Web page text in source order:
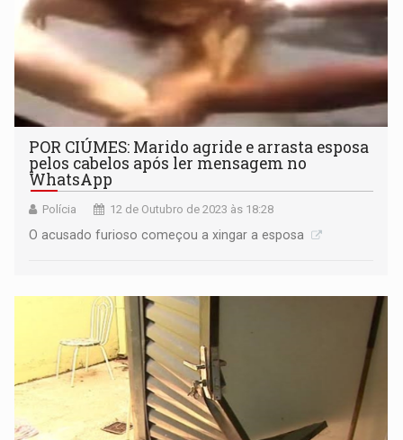
POR CIÚMES: Marido agride e arrasta esposa
pelos cabelos após ler mensagem no
WhatsApp
Polícia 12 de Outubro de 2023 às 18:28
O acusado furioso começou a xingar a esposa